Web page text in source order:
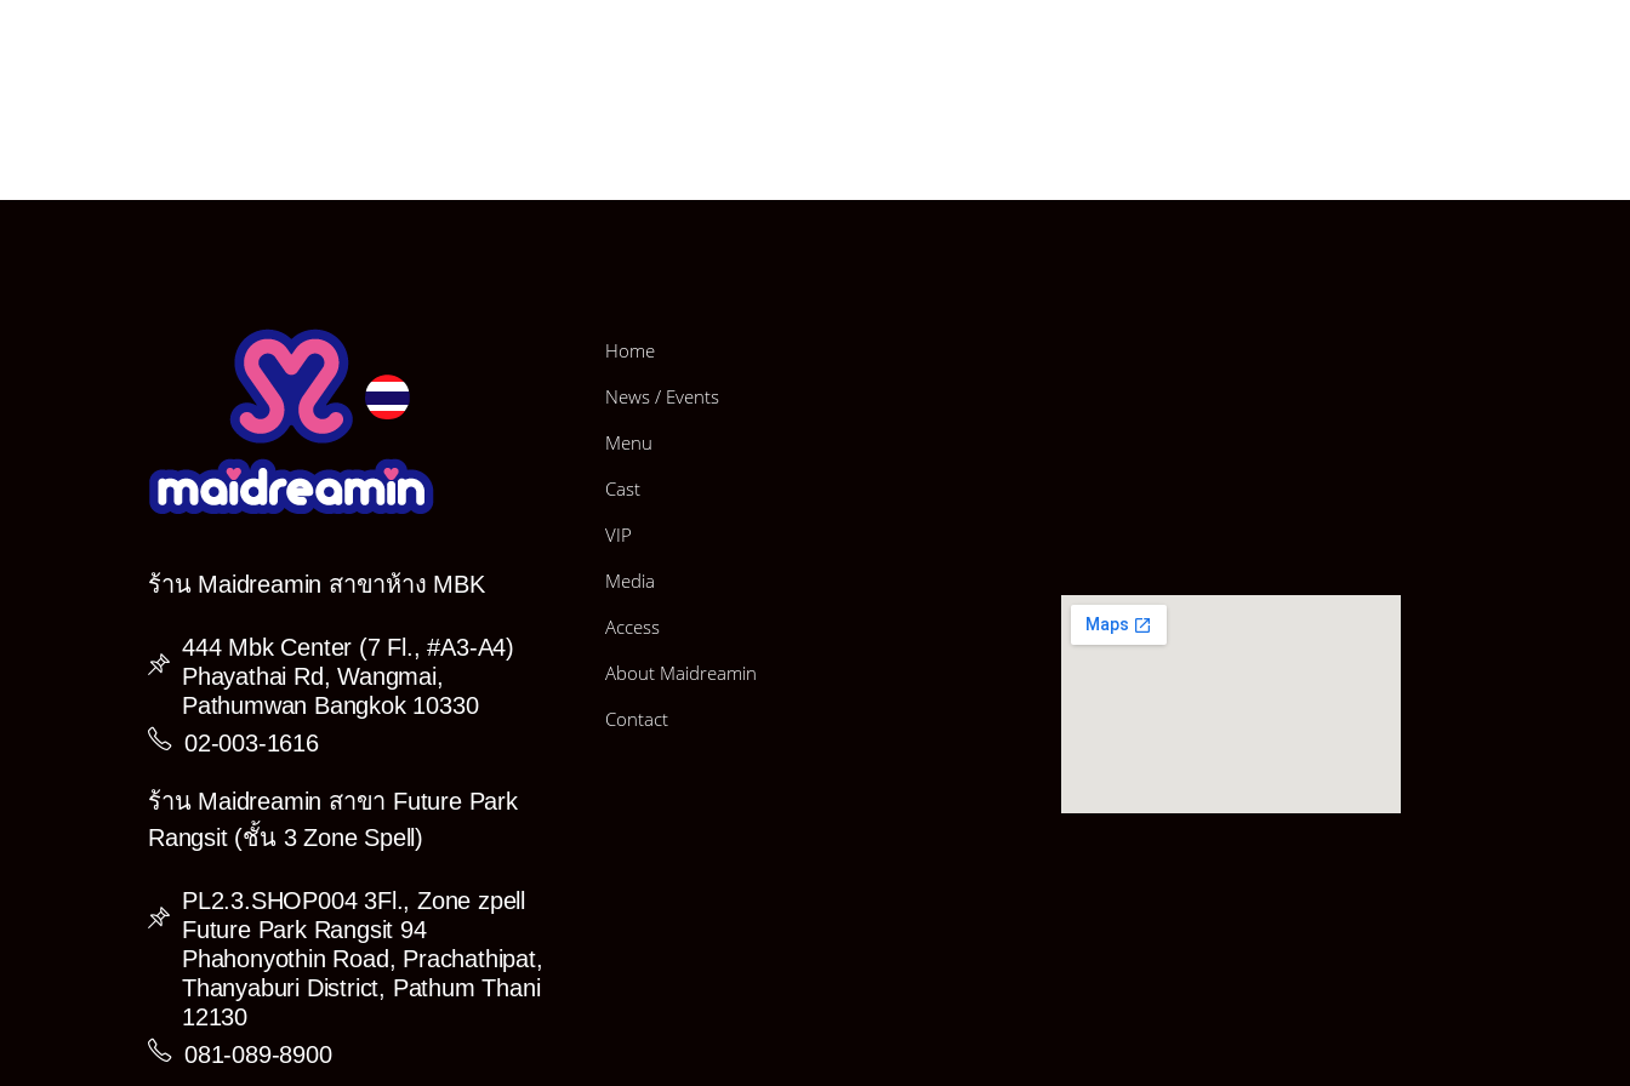
ร้าน Maidreamin สาขาห้าง MBK
444 Mbk Center (7 Fl., #A3-A4)
Phayathai Rd, Wangmai,
Pathumwan Bangkok 10330
02-003-1616
ร้าน Maidreamin สาขา Future Park
Rangsit (ชั้น 3 Zone Spell)
PL2.3.SHOP004 3Fl., Zone zpell
Future Park Rangsit 94
Phahonyothin Road, Prachathipat,
Thanyaburi District, Pathum Thani
12130
081-089-8900
Home
News / Events
Menu
Cast
VIP
Media
Access
About Maidreamin
Contact